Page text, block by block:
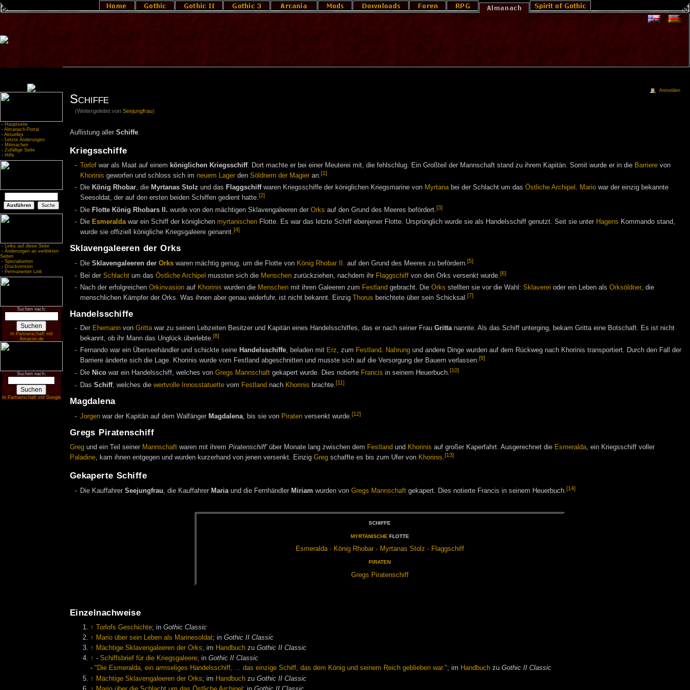
- Hauptseite
- Almanach-Portal
- Aktuelles
- Letzte Änderungen
- Mitmachen
- Zufällige Seite
- Hilfe
- Links auf diese Seite
- Änderungen an verlinkten
Seiten
- Spezialseiten
- Druckversion
- Permanenter Link
Suchen nach:
In Partnerschaft mit
Amazon.de
Suchen nach:
In Partnerschaft mit Google
Schiffe
(Weitergeleitet vonSeejungfrau)
Auflistung aller Schiffe.
Kriegsschiffe
Torlof war als Maat auf einem königlichen Kriegsschiff. Dort machte er bei einer Meuterei mit, die fehlschlug. Ein Großteil der Mannschaft stand zu ihrem Kapitän. Somit wurde er in die Barriere von
Khorinis geworfen und schloss sich im neuem Lager den Söldnern der Magier an.[1]
Die König Rhobar, die Myrtanas Stolz und das Flaggschiffwaren Kriegsschiffe der königlichen Kriegsmarine von Myrtanabei der Schlacht um das Östliche Archipel . Mario war der einzig bekannte
Seesoldat, der auf den ersten beiden Schiffen gedient hatte.[2]
Die Flotte König Rhobars II. wurde von den mächtigen Sklavengaleeren der Orks auf den Grund des Meeres befördert.[3]
Die Esmeraldawar ein Schiff der königlichen myrtanischen Flotte. Es war das letzte Schiff ebenjener Flotte. Ursprünglich wurde sie als Handelsschiff genutzt. Seit sie unter Hagens Kommando stand,
wurde sie offiziell königliche Kriegsgaleere genannt.[4]
Sklavengaleeren der Orks
Die Sklavengaleeren der Orks waren mächtig genug, um die Flotte von König Rhobar II. auf den Grund des Meeres zu befördern.[5]
Bei der Schlacht um das Östliche Archipel mussten sich die Menschen zurückziehen, nachdem ihr Flaggschiff von den Orks versenkt wurde.[6]
Nach der erfolgreichen Orkinvasion auf Khorinis wurden die Menschen mit ihren Galeeren zum Festland gebracht. Die Orks stellten sie vor die Wahl: Sklaverei oder ein Leben als Orksöldner, die
menschlichen Kämpfer der Orks. Was ihnen aber genau widerfuhr, ist nicht bekannt. Einzig
Thorus berichtete über sein Schicksal.[7]
Handelsschiffe
Der Ehemann von Grittawar zu seinen Lebzeiten Besitzer und Kapitän eines Handelsschiffes, das er nach seiner Frau Grittanannte. Als das Schiff unterging, bekam Gritta eine Botschaft. Es ist nicht
bekannt, ob ihr Mann das Unglück überlebte.[8]
Fernando war ein Überseehändler und schickte seine Handelsschiffe, beladen mit Erz, zum Festland. Nahrung und andere Dinge wurden auf dem Rückweg nach Khorinis transportiert. Durch den Fall der
Barriere änderte sich die Lage. Khorinis wurde vom Festland abgeschnitten und musste sich auf die Versorgung der Bauern verlassen.[9]
Die Nico war ein Handelsschiff, welches von Gregs Mannschaft gekapert wurde. Dies notierte Francis in seinem Heuerbuch.[10]
Das Schiff, welches die wertvolle Innosstatuette vom Festland nach Khorinis brachte.[11]
Magdalena
Jorgen war der Kapitän auf dem Walfänger Magdalena, bis sie von Piraten versenkt wurde.[12]
Gregs Piratenschiff
Gregund ein Teil seiner Mannschaftwaren mit ihrem Piratenschiff'über Monate lang zwischen dem Festland und Khorinis auf großer Kaperfahrt. Ausgerechnet die Esmeralda, ein Kriegsschiff voller
Paladine, kam ihnen entgegen und wurden kurzerhand von jenen versenkt. Einzig Gregschaffte es bis zum Ufer von Khorinis [13]
Gekaperte Schiffe
Die Kauffahrer Seejungfrau, die Kauffahrer Mariaund die Fernhändler Miriam wurden von Gregs Mannschaft gekapert. Dies notierte Francis in seinem Heuerbuch.[14]
SCHIF­FE
MYR­TA­NI­SCHE FLOT­TE
Es­me­ral­da· Kö­nig Rho­bar· Myr­ta­nas Stolz · Flagg­schiff
PI­RA­TEN
Gregs Pi­ra­ten­schiff
Einzelnachweise
↑ Torlofs Geschichte; inGothic Classic
↑ Mario über sein Leben als Marinesoldat; inGothic II Classic
↑ Mächtige Sklavengaleeren der Orks; im Handbuch zuGothic II Classic
↑ -Schiffsbrief für die Kriegsgaleere; inGothic II Classic
-"Die Esmeralda, ein armseliges Handelsschiff, ... das einzige Schiff, das dem König und seinem Reich geblieben war."; im Handbuch zuGothic II Classic
↑ Mächtige Sklavengaleeren der Orks; im Handbuch zuGothic II Classic
Anmelden